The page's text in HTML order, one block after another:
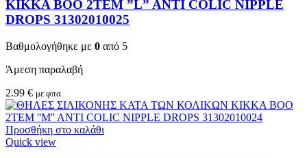
KIKKA BOO 2TEM ”L” ANTI COLIC NIPPLE
DROPS 31302010025
Βαθμολογήθηκε με 0 από 5
Άμεση παραλαβή
2.99 € με φπα
Προσθήκη στο καλάθι
Quick view